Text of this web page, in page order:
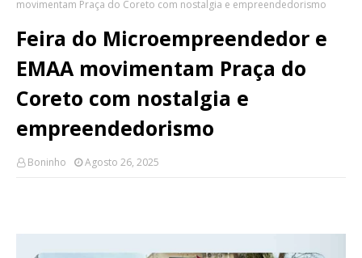
movimentam Praça do Coreto com nostalgia e empreendedorismo
Feira do Microempreendedor e
EMAA movimentam Praça do
Coreto com nostalgia e
empreendedorismo
Boninho Agosto 26, 2025